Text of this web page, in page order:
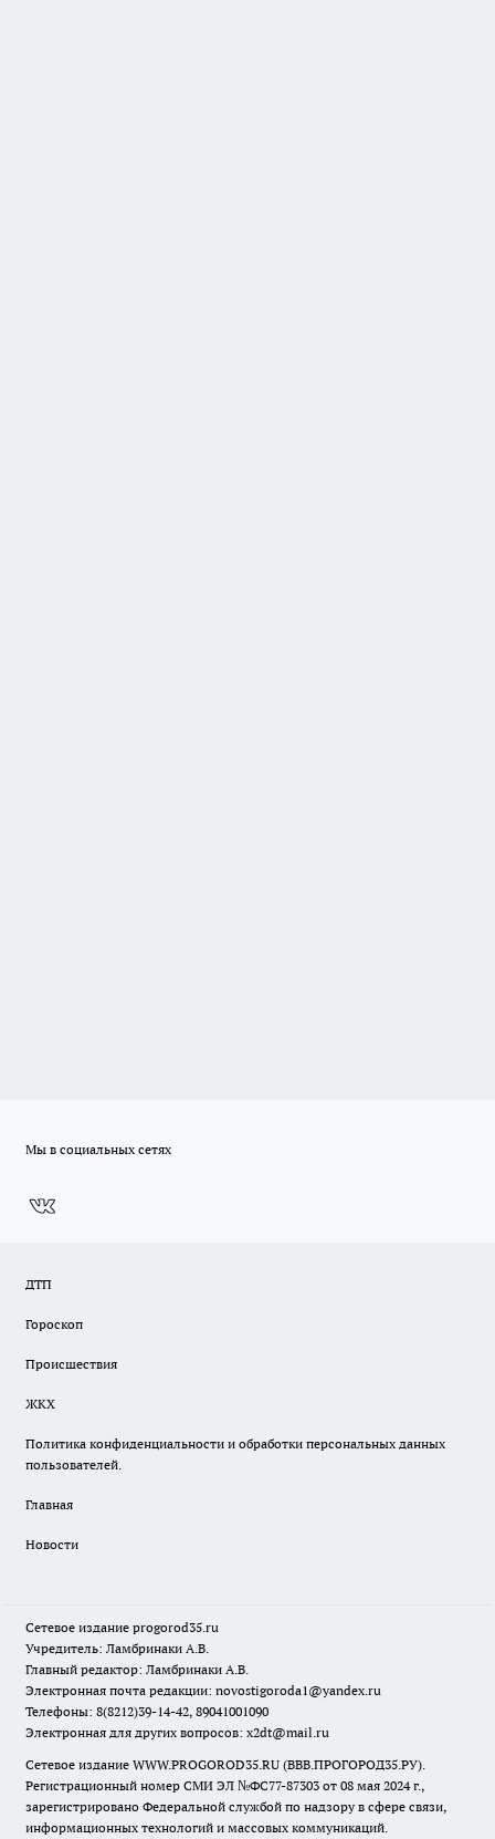
Мы в социальных сетях
ДТП
Гороскоп
Происшествия
ЖКХ
Политика конфиденциальности и обработки персональных данных
пользователей.
Главная
Новости
Сетевое издание progorod35.ru
Учредитель: Ламбринаки А.В.
Главный редактор: Ламбринаки А.В.
Электронная почта редакции: novostigoroda1@yandex.ru
Телефоны: 8(8212)39-14-42, 89041001090
Электронная для других вопросов: x2dt@mail.ru
Сетевое издание WWW.PROGOROD35.RU (ВВВ.ПРОГОРОД35.РУ).
Регистрационный номер СМИ ЭЛ №ФС77-87303 от 08 мая 2024 г.,
зарегистрировано Федеральной службой по надзору в сфере связи,
информационных технологий и массовых коммуникаций.